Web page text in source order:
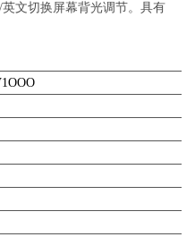
文切换屏幕背光调节。具有